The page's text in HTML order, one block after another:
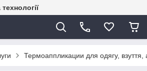
Термоаппликации для одягу, взуття,